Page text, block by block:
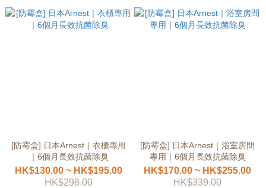
[防霉盒] 日本Arnest｜衣櫃專用
｜6個月長效抗菌除臭
HK$130.00 ~ HK$195.00
HK$298.00
[防霉盒] 日本Arnest｜浴室房間
專用｜6個月長效抗菌除臭
HK$170.00 ~ HK$255.00
HK$339.00